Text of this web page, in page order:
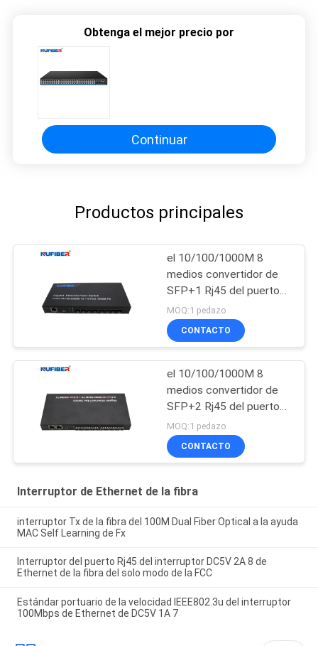
Obtenga el mejor precio por
Continuar
Productos principales
el 10/100/1000M 8
medios convertidor de
SFP+1 Rj45 del puerto
de la fibra óptica del
interruptor portuario de
Ethernet
MOQ:1 pedazo
CONTACTO
el 10/100/1000M 8
medios convertidor de
SFP+2 Rj45 del puerto
de la fibra óptica del
interruptor portuario de
Ethernet
MOQ:1 pedazo
CONTACTO
Interruptor de Ethernet de la fibra
interruptor Tx de la fibra del 100M Dual Fiber Optical a la ayuda
MAC Self Learning de Fx
Interruptor del puerto Rj45 del interruptor DC5V 2A 8 de
Ethernet de la fibra del solo modo de la FCC
Estándar portuario de la velocidad IEEE802.3u del interruptor
100Mbps de Ethernet de DC5V 1A 7